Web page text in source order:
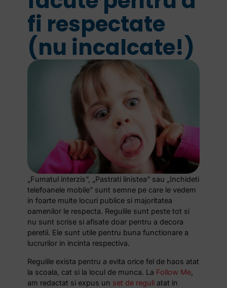
fi respectate
(nu incalcate!)
„Fumatul interzis”, „Pastrati linistea” sau „Inchideti
telefoanele mobile” sunt semne pe care le vedem
in foarte multe locuri publice si majoritatea
oamenilor le respecta. Regulile sunt peste tot si
nu sunt scrise si afisate doar pentru a decora
peretii. Ele sunt utile pentru buna functionare a
lucrurilor in incinta respectiva.
Regulile exista pentru a evita orice fel de haos atat
la scoala, cat si la locul de munca. La Follow Me,
am redactat si expus un set de reguliatat in